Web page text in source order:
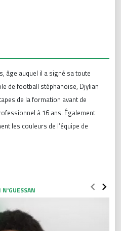
âge auquel il a signé sa toute
de football stéphanoise, Djylian
de la formation avant de
à 16 ans. Également
les couleurs de l’équipe de
N'GUESSAN